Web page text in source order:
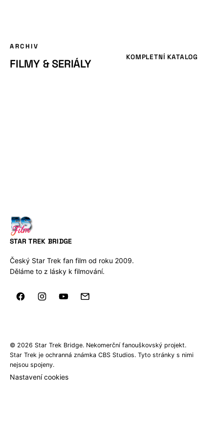
ARCHIV
FILMY & SERIÁLY KOMPLETNÍ KATALOG
STAR TREK BRIDGE
Český Star Trek fan film od roku 2009.
Děláme to z lásky k filmování.
© 2026 Star Trek Bridge. Nekomerční fanouškovský projekt.
Star Trek je ochranná známka CBS Studios. Tyto stránky s nimi
nejsou spojeny.
Nastavení cookies